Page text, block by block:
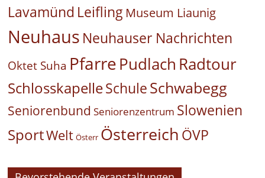
Lavamünd Leifling Museum Liaunig
Neuhaus Neuhauser Nachrichten
Oktet Suha PfarrePudlach Radtour
SchlosskapelleSchuleSchwabegg
Seniorenbund Seniorenzentrum Slowenien
SportWelt Österr Österreich ÖVP